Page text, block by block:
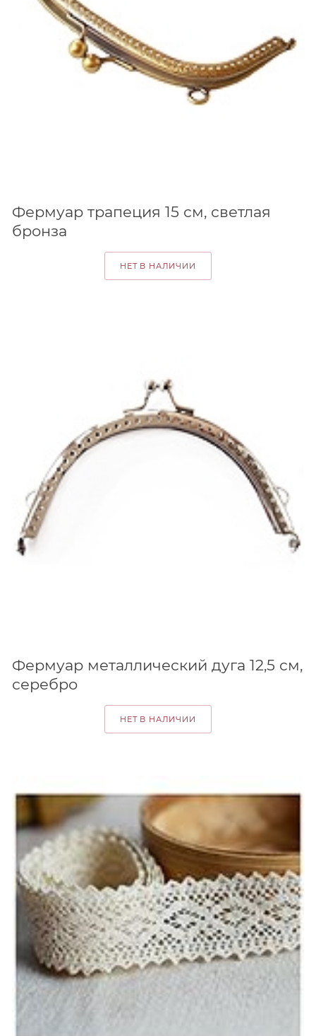
Фермуар трапеция 15 см, светлая
бронза
НЕТ В НАЛИЧИИ
Фермуар металлический дуга 12,5 см,
серебро
НЕТ В НАЛИЧИИ